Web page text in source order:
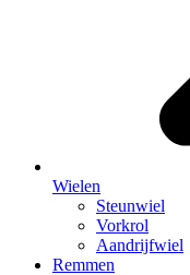
Wielen
Steunwiel
Vorkrol
Aandrijfwiel
Remmen